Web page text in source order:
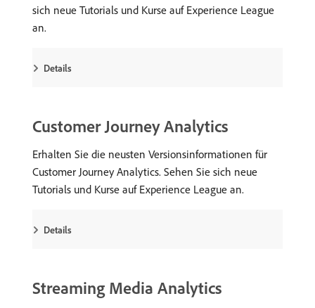
sich neue Tutorials und Kurse auf Experience League
an.
Details
Customer Journey Analytics
Erhalten Sie die neusten Versionsinformationen für
Customer Journey Analytics. Sehen Sie sich neue
Tutorials und Kurse auf Experience League an.
Details
Streaming Media Analytics